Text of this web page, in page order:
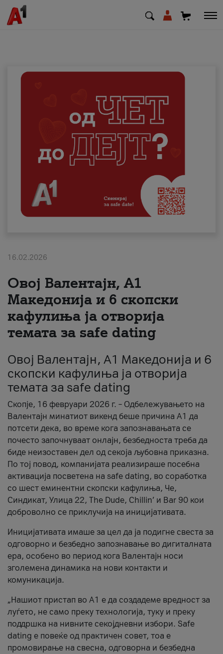
Деловни
Поддршка
Надополни кредит
Плати сметка
#ПодобарОнлајн
16.02.2026
Овој Валентајн, A1
Македонија и 6 скопски
кафулиња ја отворија
темата за safe dating
Овој Валентајн, A1 Македонија и 6
скопски кафулиња ја отворија
темата за safe dating
Скопје, 16 февруари 2026 г. – Одбележувањето на
Валентајн минатиот викенд беше причина А1 да
потсети дека, во време кога запознавањата се
почесто започнуваат онлајн, безбедноста треба да
биде неизоставен дел од секоја љубовна приказна.
По тој повод, компанијата реализираше посебна
активација посветена на safe dating, во соработка
со шест еминентни скопски кафулиња, Че,
Синдикат, Улица 22, The Dude, Chillin’ и Bar 90 кои
доброволно се приклучија на иницијативата.
Иницијативата имаше за цел да ја подигне свеста за
одговорно и безбедно запознавање во дигиталната
ера, особено во период кога Валентајн носи
зголемена динамика на нови контакти и
комуникација.
„Нашиот пристап во А1 е да создадеме вредност за
луѓето, не само преку технологија, туку и преку
поддршка на нивните секојдневни избори. Safe
dating е повеќе од практичен совет, тоа е
промовирање на свесна, одговорна и безбедна